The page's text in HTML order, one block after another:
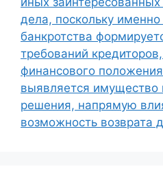
дела, поскольку
банкротства
требований
финансового
выявляется имущество
решения, напрямую
возможность возврата